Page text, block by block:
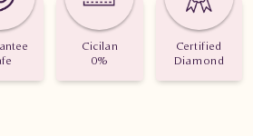
Cicilan
0%
Certified
Diamond